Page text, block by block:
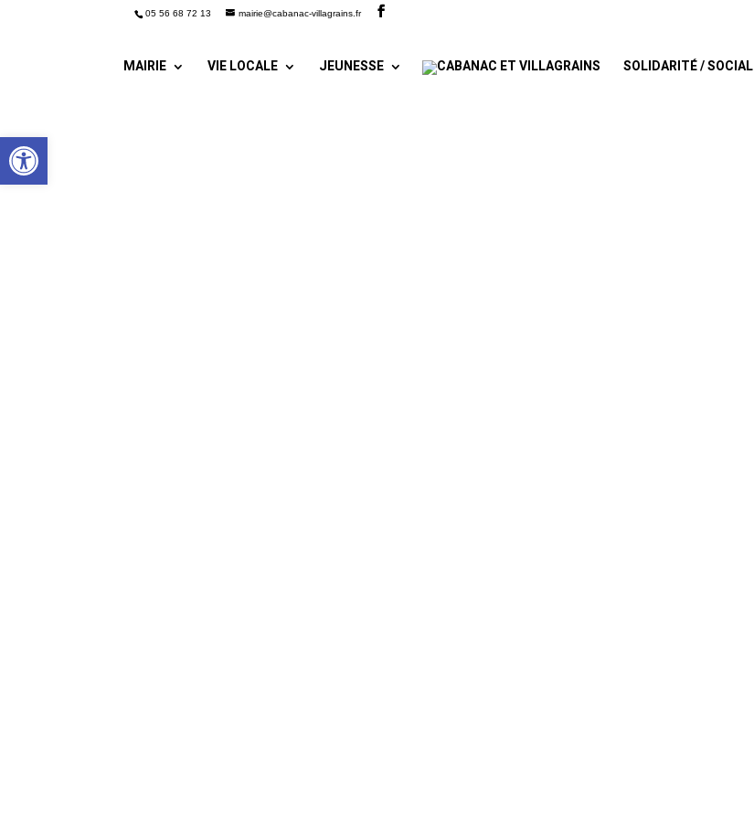
Ouvrir la barre d’outils
05 56 68 72 13 mairie@cabanac-villagrains.fr
MAIRIE VIE LOCALE JEUNESSE SOLIDARITÉ / SOCIAL